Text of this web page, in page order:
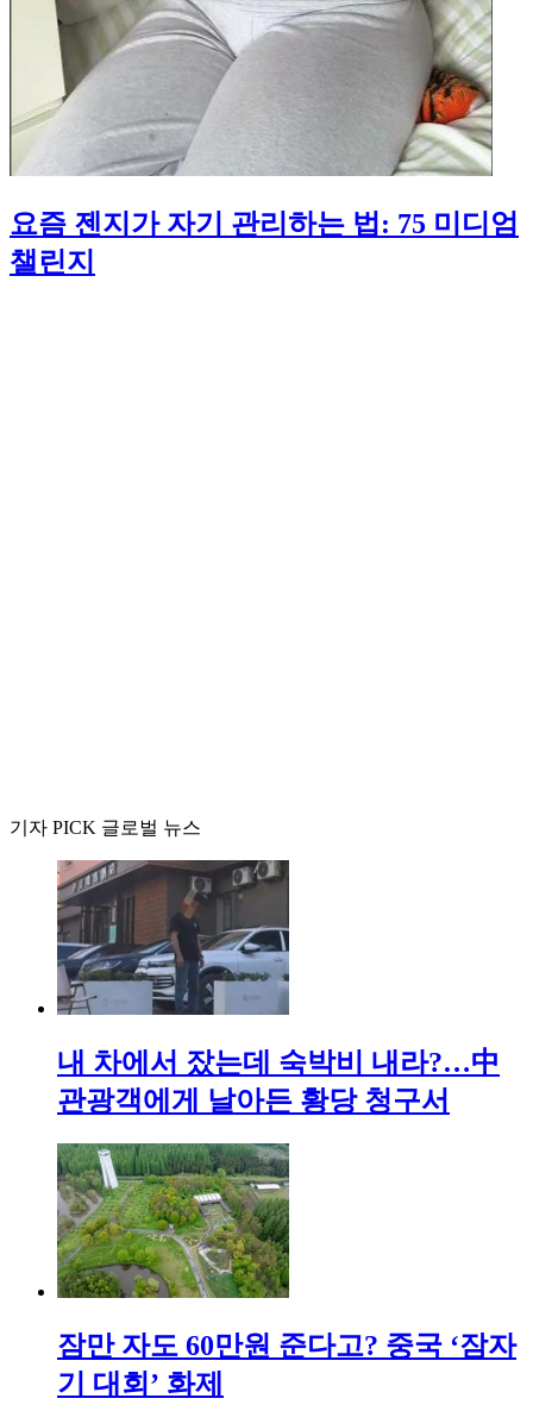
요즘 젠지가 자기 관리하는 법: 75 미디엄
챌린지
기자 PICK 글로벌 뉴스
내 차에서 잤는데 숙박비 내라?…中
관광객에게 날아든 황당 청구서
잠만 자도 60만원 준다고? 중국 ‘잠자
기 대회’ 화제